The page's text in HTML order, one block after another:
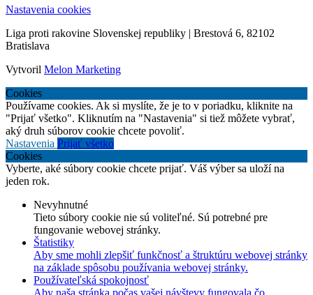
Nastavenia cookies
Liga proti rakovine Slovenskej republiky | Brestová 6, 82102
Bratislava
Vytvoril Melon Marketing
Cookies
Používame cookies. Ak si myslíte, že je to v poriadku, kliknite na
"Prijať všetko". Kliknutím na "Nastavenia" si tiež môžete vybrať,
aký druh súborov cookie chcete povoliť.
Nastavenia Prijať všetko
Cookies
Vyberte, aké súbory cookie chcete prijať. Váš výber sa uloží na
jeden rok.
Nevyhnutné
Tieto súbory cookie nie sú voliteľné. Sú potrebné pre
fungovanie webovej stránky.
Štatistiky
Aby sme mohli zlepšiť funkčnosť a štruktúru webovej stránky
na základe spôsobu používania webovej stránky.
Používateľská spokojnosť
Aby naša stránka počas vašej návštevy fungovala čo